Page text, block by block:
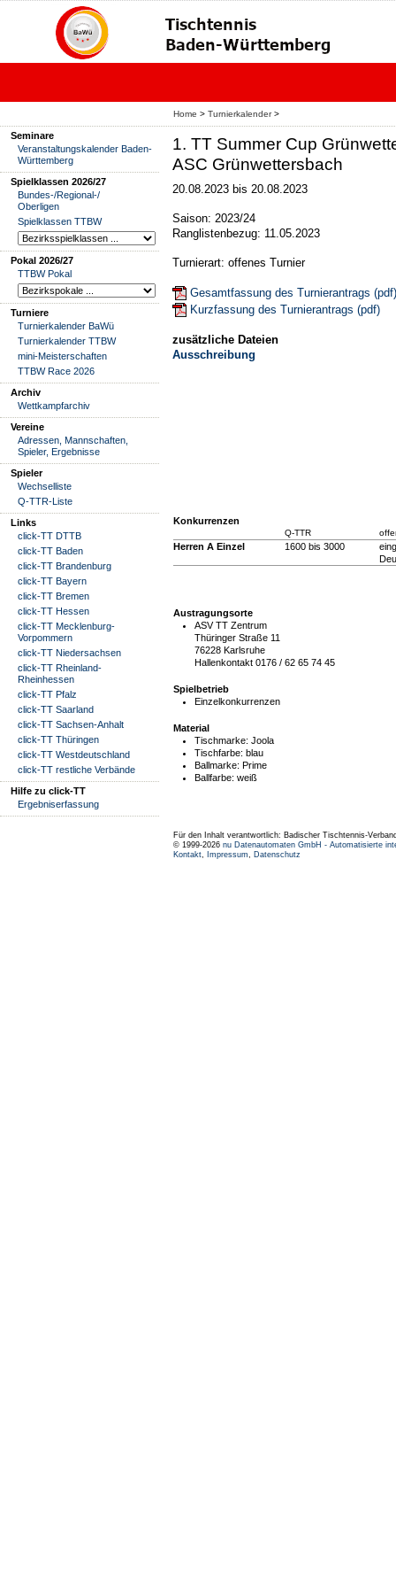
Home > Turnierkalender>
Seminare
Veranstaltungskalender Baden-
Württemberg
Spielklassen 2026/27
Bundes-/Regional-/
Oberligen
Spielklassen TTBW
Pokal 2026/27
TTBW Pokal
Turniere
Turnierkalender BaWü
Turnierkalender TTBW
mini-Meisterschaften
TTBW Race 2026
Archiv
Wettkampfarchiv
Vereine
Adressen, Mannschaften,
Spieler, Ergebnisse
Spieler
Wechselliste
Q-TTR-Liste
Links
click-TT DTTB
click-TT Baden
click-TT Brandenburg
click-TT Bayern
click-TT Bremen
click-TT Hessen
click-TT Mecklenburg-
Vorpommern
click-TT Niedersachsen
click-TT Rheinland-
Rheinhessen
click-TT Pfalz
click-TT Saarland
click-TT Sachsen-Anhalt
click-TT Thüringen
click-TT Westdeutschland
click-TT restliche Verbände
Hilfe zu click-TT
Ergebniserfassung
1. TT Summer Cup
ASC Grünwettersbach
20.08.2023 bis 20.08.2023
Saison: 2023/24
Ranglistenbezug: 11.05.2023
Turnierart: offenes Turnier
Gesamtfassung des Turnierantrags (pdf)
Kurzfassung des Turnierantrags (pdf)
zusätzliche Dateien
Ausschreibung
Konkurrenzen
Q-TTR
Herren A Einzel 1600 bis 3000
Austragungsorte
ASV TT Zentrum
Thüringer Straße 11
76228 Karlsruhe
Hallenkontakt 0176 / 62 65 74 45
Spielbetrieb
Einzelkonkurrenzen
Material
Tischmarke: Joola
Tischfarbe: blau
Ballmarke: Prime
Ballfarbe: weiß
Für den Inhalt verantwortlich: Badischer Tischtennis-
© 1999-2026 nu Datenautomaten GmbH - Automatisierte
Kontakt, Impressum, Datenschutz